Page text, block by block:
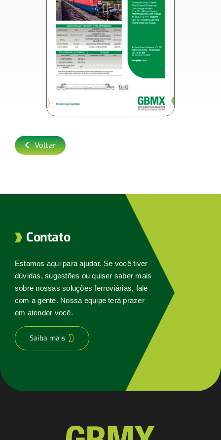
Voltar
Contato
Estamos aqui para ajudar. Se você tiver
dúvidas, sugestões ou quiser saber mais
sobre nossas soluções ferroviárias, fale
com a gente. Nossa equipe terá prazer
em atender você.
Saiba mais